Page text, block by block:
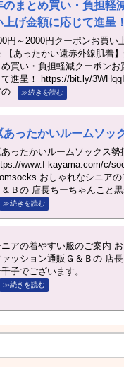
のまとめ買い・負担軽
上げ金額に応じて進呈！
円～2000円クーポンお買い
【あったかい遠赤外線肌着
め買い・負担軽減クーポン
て進呈！ https://bit.ly/
の
≫続きを読む
あったかいルームソッ
あったかいルームソックス勢
www.f-kayama.com/c/
おしゃれなシニア
＆Ｂの 店長ちーちゃんこと
≫続きを読む
ニアの着やすい服のご案内
ァッション通販Ｇ＆Ｂの 店
千子でございます。
≫続きを読む